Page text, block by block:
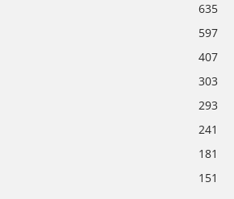
635
597
407
303
293
241
181
151